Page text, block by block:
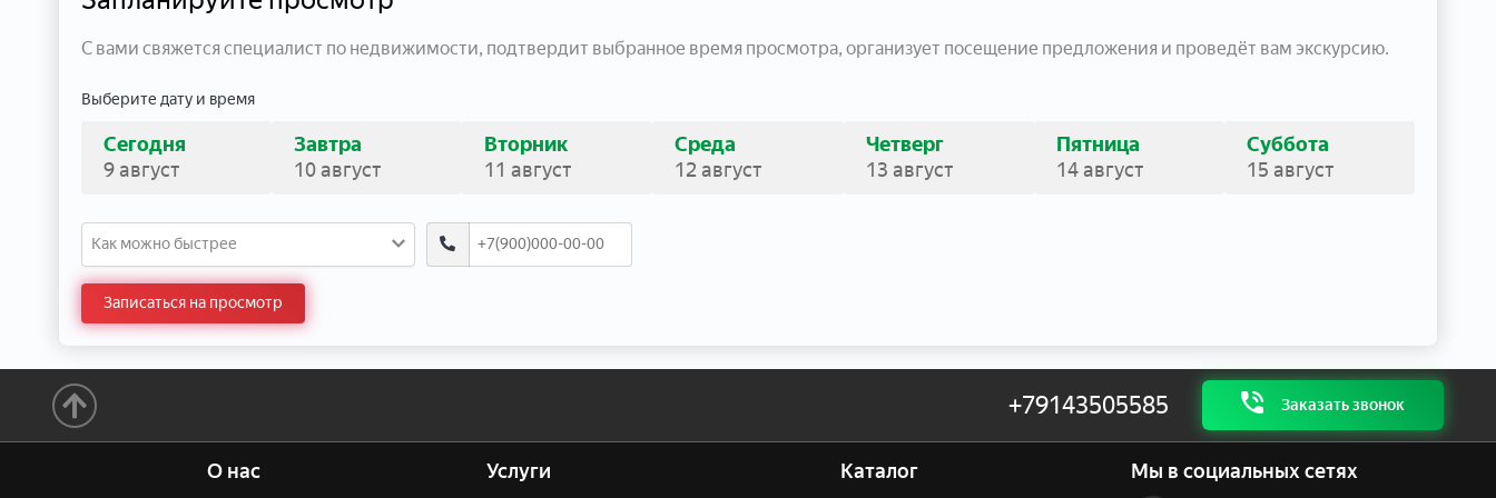
С вами свяжется специалист по недвижимости, подтвердит выбранное время просмотра, организует посещение предложения и проведёт вам экскурсию.
Выберите дату и время
Сегодня
9 август
Завтра
10 август
Вторник
11 август
Среда
12 август
Четверг
13 август
Пятница
14 август
Суббота
15 август
Как можно быстрее
Записаться на просмотр
+79143505585 Заказать звонок
О нас Услуги Каталог Мы в социальных сетях